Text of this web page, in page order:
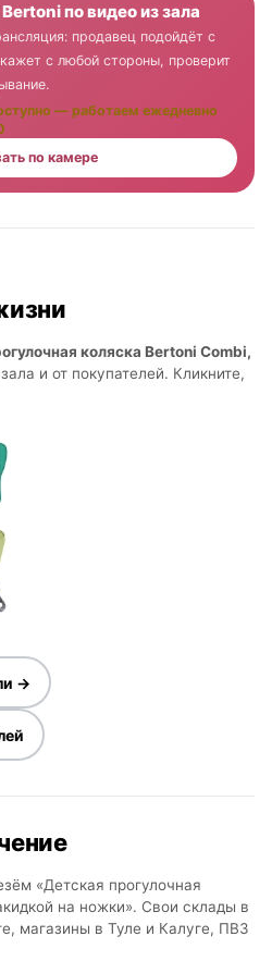
по видео из зала
продавец подойдёт с
с любой стороны, проверит
— работаем ежедневно
по камере
коляска Bertoni Combi,
и от покупателей. Кликните,
→
«Детская прогулочная
на ножки». Свои склады в
магазины в Туле и Калуге, ПВЗ